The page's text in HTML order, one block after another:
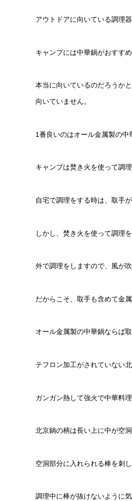
アウトドアに向いている調理
キャンプには中華鍋がおすすめ
本当に向いているのだろうか
向いていません。
1番良いのはオール金属製の中
キャンプは焚き火を使って調理
自宅で調理をする時は、取手
しかし、焚き火を使って調理
外で調理をしますので、風が
だからこそ、取手も含めて金
オール金属製の中華鍋ならば
テフロン加工がされていない
ガンガン熱して強火で中華料
北京鍋の柄は長い上に中が空洞
空洞部分に入れられる棒を刺
調理中に棒が抜けないように